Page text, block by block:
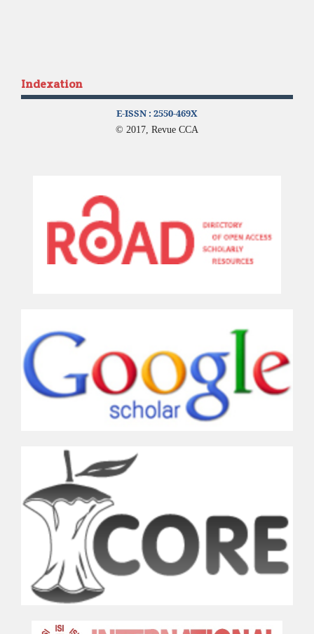
Indexation
E-ISSN : 2550-469X
© 2017, Revue CCA